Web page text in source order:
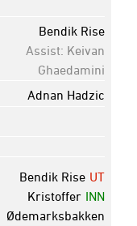
Bendik Rise
Assist: Keivan
Ghaedamini
Adnan Hadzic
UT
Bendik Rise
INN
Kristoffer
Ødemarksbakken